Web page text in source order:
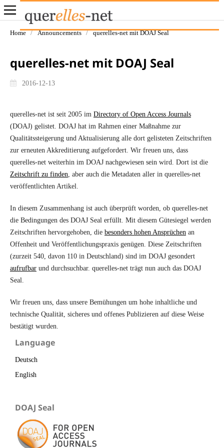
Home / Announcements / querelles-net mit DOAJ Seal
querelles-net mit DOAJ Seal
2016-12-13
querelles-net ist seit 2005 im Directory of Open Access Journals
(DOAJ) gelistet. DOAJ hat im Rahmen einer Maßnahme zur
Qualitätssteigerung und Aktualisierung alle dort gelisteten Zeitschriften
zur erneuten Akkreditierung aufgefordert. Wir freuen uns, dass
querelles-net weiterhin im DOAJ nachgewiesen sein wird. Dort ist die
Zeitschrift zu finden , aber auch die Metadaten aller in querelles-net
veröffentlichten Artikel.
In diesem Zusammenhang ist auch überprüft worden, ob querelles-net
die Bedingungen des DOAJ Seal erfüllt. Mit diesem Gütesiegel werden
Zeitschriften hervorgehoben, die besonders hohen Ansprüchen an
Offenheit und Veröffentlichungspraxis genügen. Diese Zeitschriften
(zurzeit 540, davon 110 in Deutschland) sind im DOAJ gesondert
aufrufbarund durchsuchbar. querelles-net trägt nun auch das DOAJ
Seal.
Wir freuen uns, dass unsere Bemühungen um hohe inhaltliche und
technische Qualität, sicheres und offenes Publizieren auf diese Weise
bestätigt wurden.
Language
Deutsch
English
DOAJ Seal